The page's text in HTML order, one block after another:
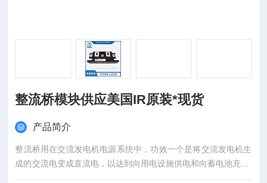
整流桥模块供应美国IR原装*现货
产品简介
整流桥用在交流发电机电源系统中，功效一个是将交流发电机生
成的交流电变成直流电，以达到向用电设施供电和向蓄电池充电;
二是限制蓄电池电流逆流回发电机，保障发电机不被逆电流烧